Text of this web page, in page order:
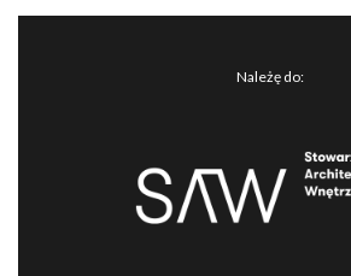
Należę do: